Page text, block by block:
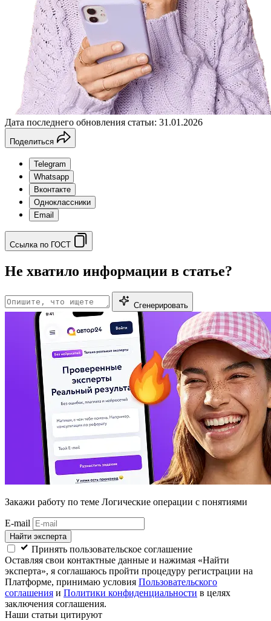
Дата последнего обновления статьи: 31.01.2026
Поделиться
Telegram
Whatsapp
Вконтакте
Одноклассники
Email
Ссылка по ГОСТ
Не хватило информации в статье?
Сгенерировать
Закажи работу по теме Логические операции с понятиями
E-mail
Найти эксперта
Принять пользовательское соглашение
Оставляя свои контактные данные и нажимая «Найти
эксперта», я соглашаюсь пройти процедуру регистрации на
Платформе, принимаю условия Пользовательского
соглашения и Политики конфиденциальности в целях
заключения соглашения.
Наши статьи цитируют